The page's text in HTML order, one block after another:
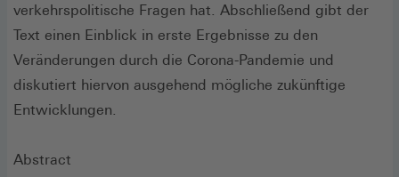
verkehrspolitische Fragen hat. Abschließend gibt der
Text einen Einblick in erste Ergebnisse zu den
Veränderungen durch die Corona-Pandemie und
diskutiert hiervon ausgehend mögliche zukünftige
Entwicklungen.
Abstract